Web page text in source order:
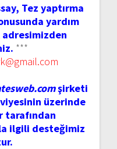
Tez yaptırma
yardım
***
şirketi
üzerinde
tarafından
ilgili desteğimiz